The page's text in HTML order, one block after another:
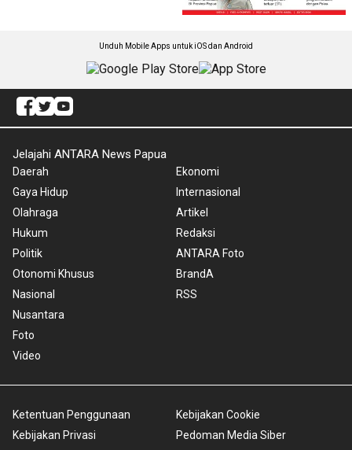
Unduh Mobile Apps untuk iOS dan Android
Jelajahi ANTARA News Papua
Daerah
Gaya Hidup
Olahraga
Hukum
Politik
Otonomi Khusus
Nasional
Nusantara
Foto
Video
Ekonomi
Internasional
Artikel
Redaksi
ANTARA Foto
BrandA
RSS
Ketentuan Penggunaan
Kebijakan Privasi
Kebijakan Cookie
Pedoman Media Siber